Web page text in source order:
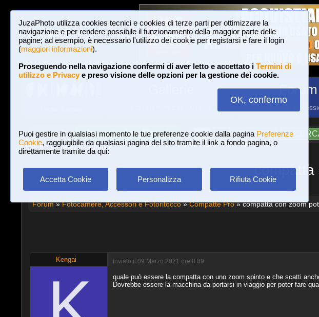
JuzaPhoto utilizza cookies tecnici e cookies di terze parti per ottimizzare la
navigazione e per rendere possibile il funzionamento della maggior parte delle
pagine; ad esempio, è necessario l'utilizzo dei cookie per registarsi e fare il login
(maggiori informazioni).
Proseguendo nella navigazione confermi di aver letto e accettato i Termini di
utilizzo e Privacye preso visione delle opzioni per la gestione dei cookie.
OK, confermo
Puoi gestire in qualsiasi momento le tue preferenze cookie dalla pagina Preferenze
Cookie, raggiugibile da qualsiasi pagina del sito tramite il link a fondo pagina, o
direttamente tramite da qui:
Accetta Cookie Personalizza Rifiuta Cookie
Forum
FORUM DI
Login Iscriviti a JuzaPhoto! A A ?AIUTO
compatta
Forum»Fotocamere, Accessori e Fotoritocco»Compatte Pro» compatta con zoom
Kengai inviato il 09 Marzo 2021 ore 8:09
quale può essere la compatta con uno zoom spinto e che scatti
Dovrebbe essere la macchina da portarsi in viaggio per poter fare